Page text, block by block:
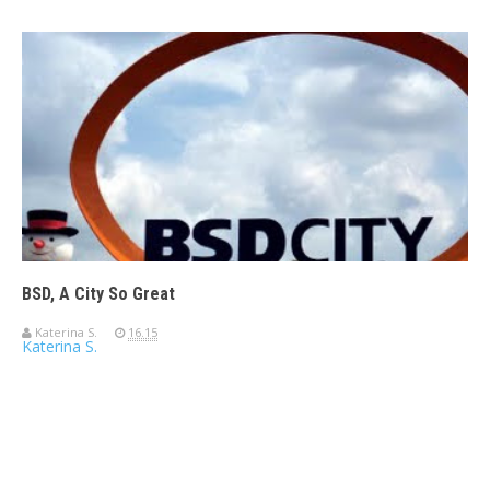
BSD, A City So Great
Katerina S. 16.15
Katerina S.